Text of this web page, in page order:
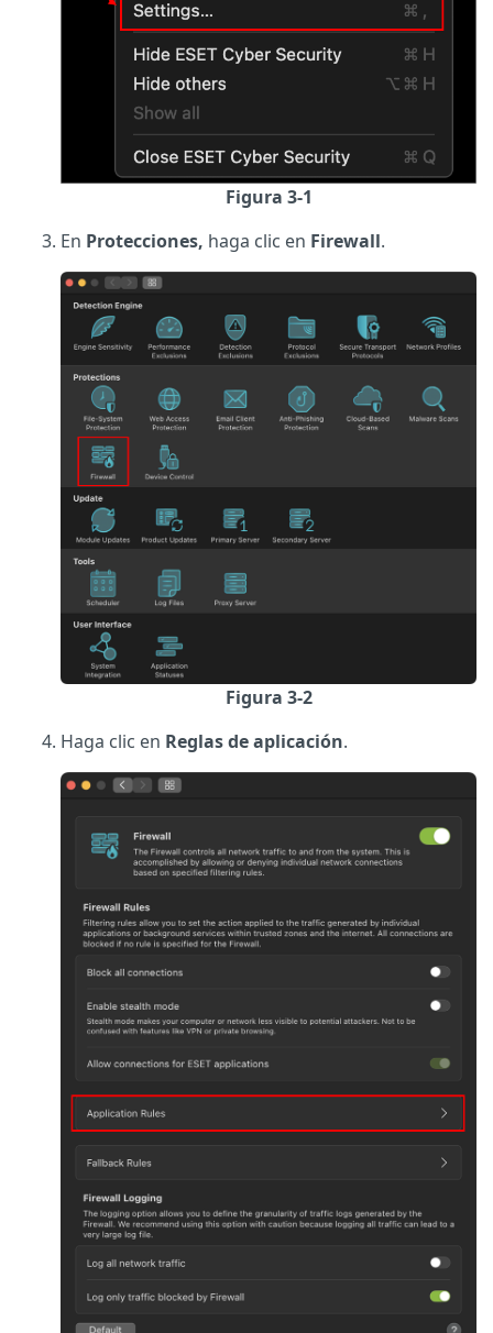
Figura 3-1
En Protecciones, haga clic en Firewall.
Figura 3-2
Haga clic en Reglas de aplicación.